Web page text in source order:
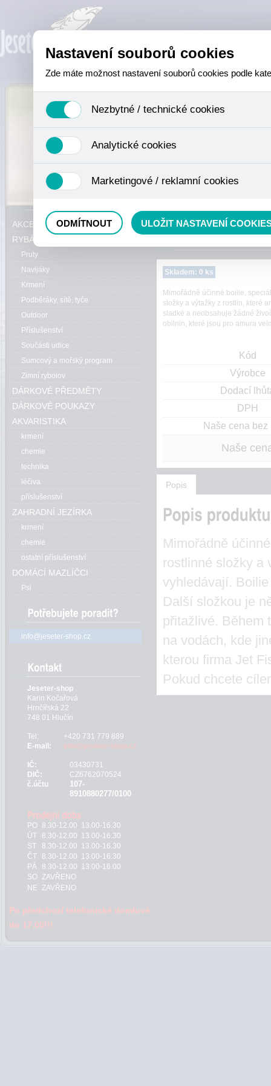
Právě se nacházíte:
Skladem: 0 ks
Mimořádně účinné boilie,
složky a výtažky z rostlin, které
sladké a neobsahuje žádné
obilnin, které jsou pro amura
Kód
Výrobce
Dodací
DPH
Naše cena bez
Naše
Popis
Mimořádně
rostlinné složky a
vyhledávají.
Další složkou je
přitažlivé. Během
na vodách, kde
kterou firma Jet
Pokud chcete
AKCE, SLEVY, VÝPRODEJ
RYBÁŘSKÝ SORTIMENT
Pruty
Navijáky
Krmení
Podběráky, sítě, tyče
Outdoor
Příslušenství
Součásti udice
Sumcový a mořský program
Zimní rybolov
DÁRKOVÉ PŘEDMĚTY
DÁRKOVÉ POUKAZY
AKVARISTIKA
krmení
chemie
technika
léčiva
příslušenství
ZAHRADNÍ JEZÍRKA
krmení
chemie
ostatní příslušenství
DOMÁCÍ MAZLÍČCI
Psi
info@jeseter-shop.cz
Jeseter-shop
Karin Kočařová
Hrnčířská 22
748 01 Hlučín
Tel:
+420 731 779 889
E-mail:
info@jeseter-shop.cz
IČ:
03430731
DIČ:
CZ6762070524
č.účtu
107-
8910880277/0100
PO 8.30-12.00 13.00-16.30
ÚT
8.30-12.00 13.00-16.30
ST
8.30-12.00 13.00-16.30
ČT
8.30-12.00 13.00-16.30
PÁ
8.30-12.00 13.00-16.00
SO ZAVŘENO
NE ZAVŘENO
Po předchozí telefonické domluvě
do 17.00!!!
Nastavení souborů cookies
Zde máte možnost nastavení souborů cookies podle
Nezbytné / technické cookies
se mimo jiné k ukládání produktů v nákupním košíku,
není zapotřebí Váš souhlas a není možné jej ani odebrat.
Analytické cookies
nejedná o osobní údaje, protože anonymizované cookies
odkazy, prohlížené zboží apod.
Marketingové / reklamní cookies
ODMÍTNOUT ULOŽIT NASTAVENÍ